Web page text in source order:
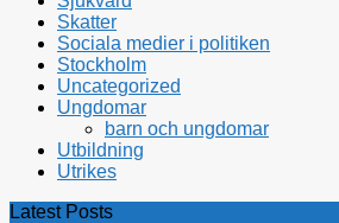
Skatter
Sociala medier i politiken
Stockholm
Uncategorized
Ungdomar
barn och ungdomar
Utbildning
Utrikes
Latest Posts